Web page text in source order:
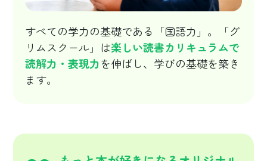
すべての学力の基礎である「国語力」。「グ
リムスクール」は楽しい読書カリキュラムで
読解力・表現力を伸ばし、学びの基礎を築き
ます。